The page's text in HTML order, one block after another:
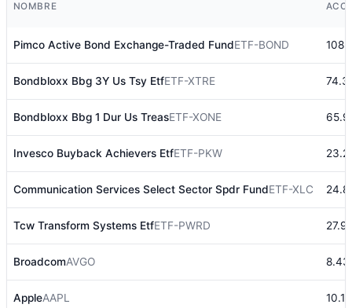
NOMBRE
Pimco Active Bond Exchange-Traded FundETF-BOND
Bondbloxx Bbg 3Y Us Tsy EtfETF-XTRE
Bondbloxx Bbg 1 Dur Us TreasETF-XONE
Invesco Buyback Achievers EtfETF-PKW
Communication Services Select Sector Spdr FundETF-XLC
Tcw Transform Systems EtfETF-PWRD
BroadcomAVGO
AppleAAPL